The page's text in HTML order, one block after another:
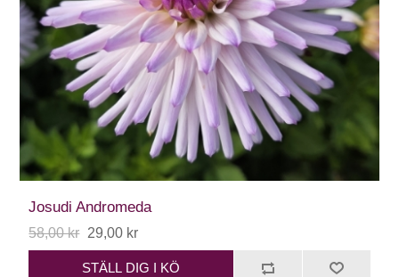
Josudi Andromeda
58,00 kr 29,00 kr
STÄLL DIG I KÖ